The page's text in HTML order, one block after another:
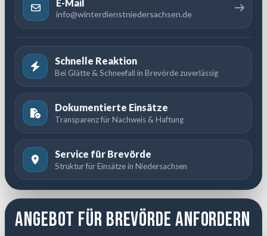
E-Mail
info@winterdienstniedersachsen.de
Schnelle Reaktion
Bei Glätte & Schneefall in Brevörde zuverlässig
Dokumentierte Einsätze
Transparenz für Nachweis & Haftung
Service für Brevörde
Struktur für Einsätze in Niedersachsen
Angebot für Brevörde anfordern